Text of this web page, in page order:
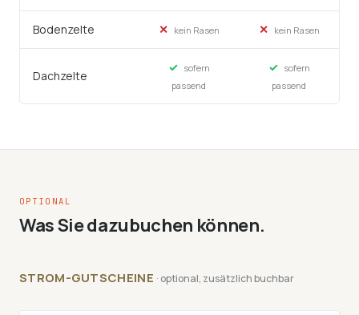
Bodenzelte ✕ kein Rasen ✕ kein Rasen
Dachzelte
✓ sofern
passend
✓ sofern
passend
OPTIONAL
Was Sie dazubuchen können.
STROM-GUTSCHEINE · optional, zusätzlich buchbar